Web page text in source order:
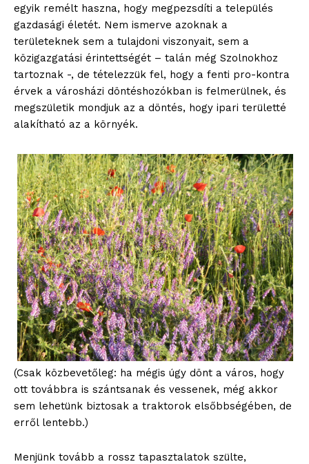
egyik remélt haszna, hogy megpezsdíti a település
gazdasági életét. Nem ismerve azoknak a
területeknek sem a tulajdoni viszonyait, sem a
közigazgatási érintettségét – talán még Szolnokhoz
tartoznak -, de tételezzük fel, hogy a fenti pro-kontra
érvek a városházi döntéshozókban is felmerülnek, és
megszületik mondjuk az a döntés, hogy ipari területté
alakítható az a környék.
(Csak közbevetőleg: ha mégis úgy dönt a város, hogy
ott továbbra is szántsanak és vessenek, még akkor
sem lehetünk biztosak a traktorok elsőbbségében, de
erről lentebb.)
Menjünk tovább a rossz tapasztalatok szülte,